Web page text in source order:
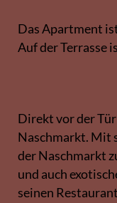
Das Apartment
Auf der Terrasse
Direkt vor der
Naschmarkt. Mit
der Naschmarkt
und auch
seinen